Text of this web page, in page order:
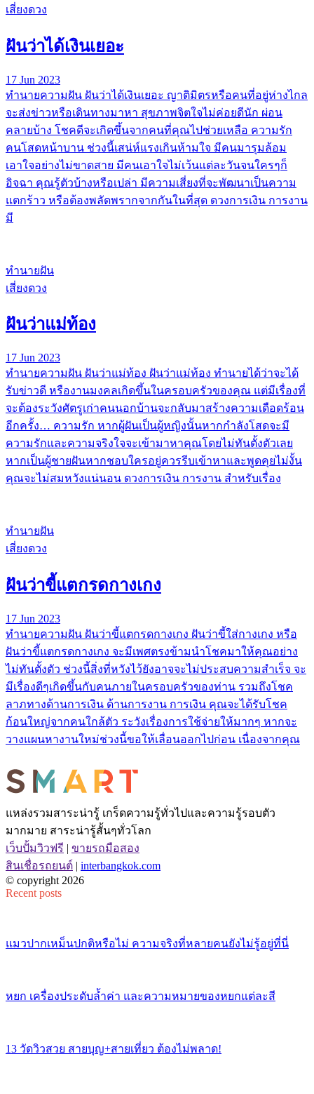
เสี่ยงดวง
ฝันว่าได้เงินเยอะ
17 Jun 2023
ทํานายความฝัน ฝันว่าได้เงินเยอะ ญาติมิตรหรือคนที่อยู่ห่างไกล
จะส่งข่าวหรือเดินทางมาหา สุขภาพจิตใจไม่ค่อยดีนัก ผ่อน
คลายบ้าง โชคดีจะเกิดขึ้นจากคนที่คุณไปช่วยเหลือ ความรัก
คนโสดหน้าบาน ช่วงนี้เสน่ห์แรงเกินห้ามใจ มีคนมารุมล้อม
เอาใจอย่างไม่ขาดสาย มีคนเอาใจไม่เว้นแต่ละวันจนใครๆก็
อิจฉา คุณรู้ตัวบ้างหรือเปล่า มีความเสี่ยงที่จะพัฒนาเป็นความ
แตกร้าว หรือต้องพลัดพรากจากกันในที่สุด ดวงการเงิน การงาน
มี
ทำนายฝัน
เสี่ยงดวง
ฝันว่าแม่ท้อง
17 Jun 2023
ทํานายความฝัน ฝันว่าแม่ท้อง ฝันว่าแม่ท้อง ทำนายได้ว่าจะได้
รับข่าวดี หรืองานมงคลเกิดขึ้นในครอบครัวของคุณ แต่มีเรื่องที่
จะต้องระวังศัตรูเก่าคนนอกบ้านจะกลับมาสร้างความเดือดร้อน
อีกครั้ง… ความรัก หากผู้ฝันเป็นผู้หญิงนั้นหากกำลังโสดจะมี
ความรักและความจริงใจจะเข้ามาหาคุณโดยไม่ทันตั้งตัวเลย
หากเป็นผู้ชายฝันหากชอบใครอยู่ควรรีบเข้าหาและพูดคุยไม่งั้น
คุณจะไม่สมหวังแน่นอน ดวงการเงิน การงาน สำหรับเรื่อง
ทำนายฝัน
เสี่ยงดวง
ฝันว่าขี้แตกรดกางเกง
17 Jun 2023
ทํานายความฝัน ฝันว่าขี้แตกรดกางเกง ฝันว่าขี้ใส่กางเกง หรือ
ฝันว่าขี้แตกรดกางเกง จะมีเพศตรงข้ามนำโชคมาให้คุณอย่าง
ไม่ทันตั้งตัว ช่วงนี้สิ่งที่หวังไว้ยังอาจจะไม่ประสบความสำเร็จ จะ
มีเรื่องดีๆเกิดขึ้นกับคนภายในครอบครัวของท่าน รวมถึงโชค
ลาภทางด้านการเงิน ด้านการงาน การเงิน คุณจะได้รับโชค
ก้อนใหญ่จากคนใกล้ตัว ระวังเรื่องการใช้จ่ายให้มากๆ หากจะ
วางแผนหางานใหม่ช่วงนี้ขอให้เลื่อนออกไปก่อน เนื่องจากคุณ
แหล่งรวมสาระน่ารู้ เกร็ดความรู้ทั่วไปและความรู้รอบตัว
มากมาย สาระน่ารู้สั้นๆทั่วโลก
เว็บปั้มวิวฟรี | ขายรถมือสอง
สินเชื่อรถยนต์ | interbangkok.com
© copyright 2026
Recent posts
แมวปากเหม็นปกติหรือไม่ ความจริงที่หลายคนยังไม่รู้อยู่ที่นี่
หยก เครื่องประดับล้ำค่า และความหมายของหยกแต่ละสี
13 วัดวิวสวย สายบุญ+สายเที่ยว ต้องไม่พลาด!